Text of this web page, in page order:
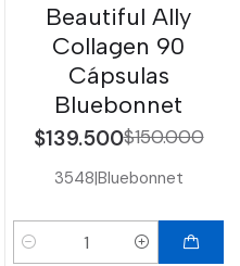
Beautiful Ally
Collagen 90
Cápsulas
Bluebonnet
$139.500$150.000
3548|Bluebonnet
Cantidad